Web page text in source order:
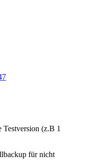
Testversion (z.B 1
für nicht